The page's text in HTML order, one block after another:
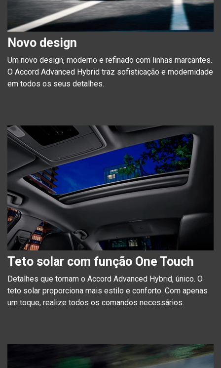
Novo design
Um novo design, moderno e refinado com linhas marcantes.
O Accord Advanced Hybrid traz sofisticação e modernidade
em todos os seus detalhes.
Teto solar com função One Touch
Detalhes que tornam o Accord Advanced Hybrid, único. O
teto solar proporciona mais estilo e conforto. Com apenas
um toque, realize todos os comandos necessários.